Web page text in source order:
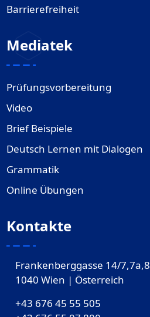
Barrierefreiheit
Mediatek
Prüfungsvorbereitung
Video
Brief Beispiele
Deutsch Lernen mit Dialogen
Grammatik
Online Übungen
Kontakte
Frankenberggasse 14/7,7a,8
1040 Wien | Österreich
+43 676 45 55 505